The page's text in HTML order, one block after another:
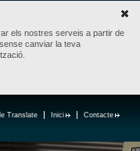
els nostres serveis a partir de
canviar la teva
Contacte
Inici
Translate